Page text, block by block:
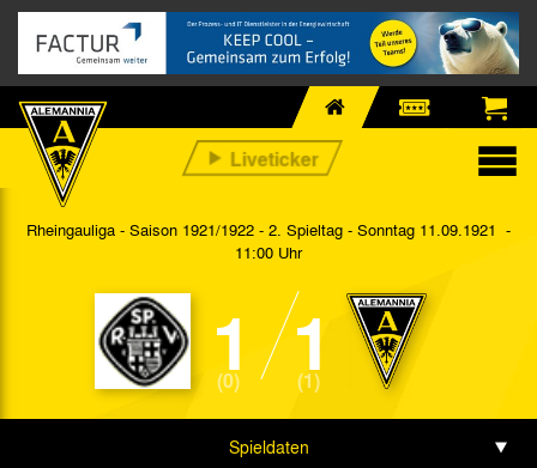
Rheingauliga - Saison 1921/1922 - 2. Spieltag - Sonntag 11.09.1921 -
11:00 Uhr
1
(0) 1
(1)
Spieldaten